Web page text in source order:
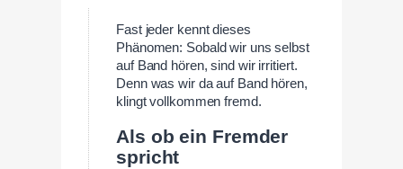
Fast jeder kennt dieses
Phänomen: Sobald wir uns selbst
auf Band hören, sind wir irritiert.
Denn was wir da auf Band hören,
klingt vollkommen fremd.
Als ob ein Fremder
spricht